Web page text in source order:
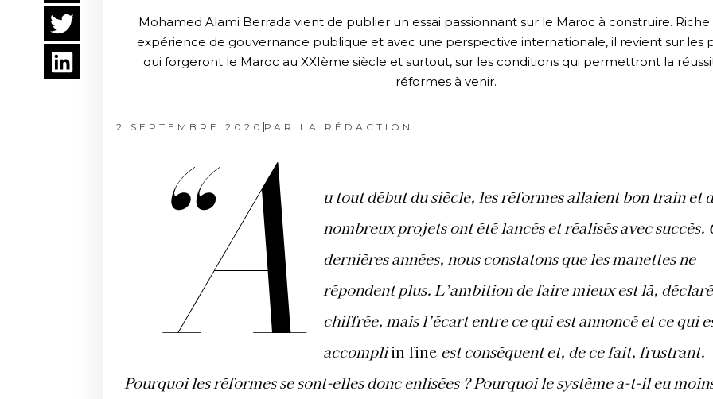
Mohamed Alami Berrada vient de publier un essai passionnant sur le Maroc à construire. Riche
expérience de gouvernance publique et avec une perspective internationale, il revient sur les
qui forgeront le Maroc au XXIème siècle et surtout, sur les conditions qui permettront la
réformes à venir.
2 SEPTEMBRE 2020 PAR LA RÉDACTION
“A
u tout début du siècle, les réformes allaient bon train et
nombreux projets ont été lancés et réalisés avec succès.
dernières années, nous constatons que les manettes ne
répondent plus. L’ambition de faire mieux est là,
chiffrée, mais l’écart entre ce qui est annoncé et ce qui
accompliin fine est conséquent et, de ce fait, frustrant.
Pourquoi les réformes se sont-elles donc enlisées ? Pourquoi le système a-t-il eu